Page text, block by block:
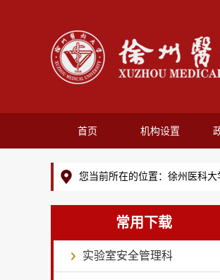
首页 机构设置
您当前所在的位置：徐州医科
常用下载
实验室安全管理科